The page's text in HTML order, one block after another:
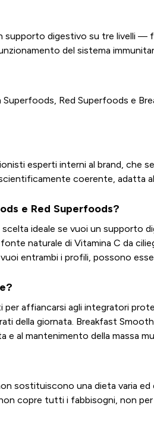
supporto digestivo su tre livelli —
del sistema
Red Superfoods e
esperti interni al brand, che
coerente, adatta
e Red Superfoods?
ideale se vuoi un
naturale di Vitamina C da
vuoi entrambi i profili, possono
affiancarsi agli integratori
della giornata. Breakfast
al mantenimento della massa
sostituiscono una dieta varia
copre tutti i fabbisogni, non per